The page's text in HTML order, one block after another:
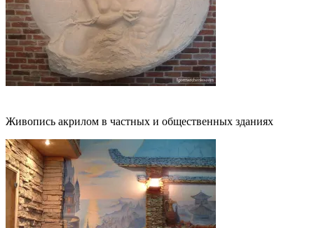
Живопись акрилом в частных и общественных зданиях